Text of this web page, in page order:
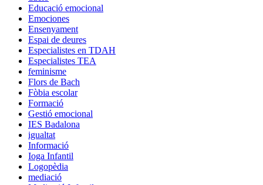
Educació emocional
Emociones
Ensenyament
Espai de deures
Especialistes en TDAH
Especialistes TEA
feminisme
Flors de Bach
Fòbia escolar
Formació
Gestió emocional
IES Badalona
igualtat
Informació
Ioga Infantil
Logopèdia
mediació